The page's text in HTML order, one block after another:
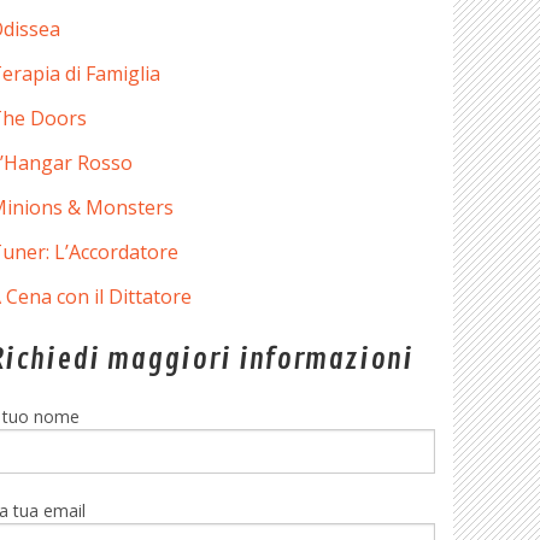
di Famiglia
Doors
Rosso
& Monsters
L’Accordatore
Cena con il Dittatore
maggiori informazioni
nome
tua email